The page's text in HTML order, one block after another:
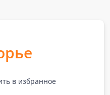
в избранное